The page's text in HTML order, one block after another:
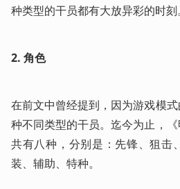
种类型的干员都有大放异彩的时刻。
2. 角色
在前文中曾经提到，因为游戏模
种不同类型的干员。迄今为止，
共有八种，分别是：先锋、狙击
装、辅助、特种。